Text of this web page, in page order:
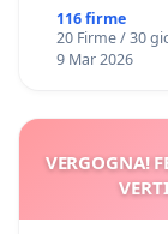
116 firme
20 Firme / 30
9 Mar 2026
VERGOGNA!